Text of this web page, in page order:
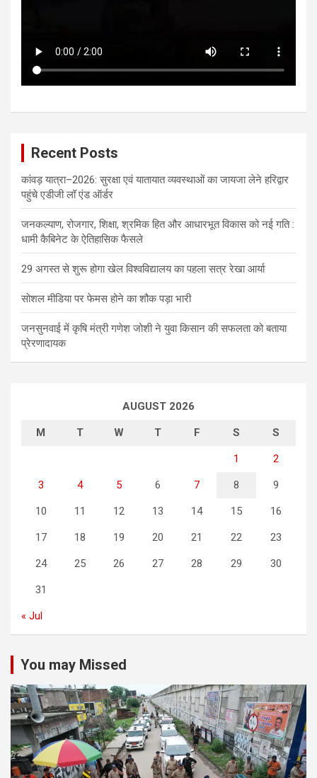
Recent Posts
कांवड़ यात्रा–2026: सुरक्षा एवं यातायात व्यवस्थाओं का जायजा लेने हरिद्वार
पहुंचे एडीजी लॉ एंड ऑर्डर
जनकल्याण, रोजगार, शिक्षा, श्रमिक हित और आधारभूत विकास को नई गति :
धामी कैबिनेट के ऐतिहासिक फैसले
29 अगस्त से शुरू होगा खेल विश्वविद्यालय का पहला सत्र रेखा आर्या
सोशल मीडिया पर फेमस होने का शौक पड़ा भारी
जनसुनवाई में कृषि मंत्री गणेश जोशी ने युवा किसान की सफलता को बताया
प्रेरणादायक
AUGUST 2026
M T W T F S S
1 2
3 4 5 6 7 8 9
10 11 12 13 14 15 16
17 18 19 20 21 22 23
24 25 26 27 28 29 30
31
« Jul
You may Missed